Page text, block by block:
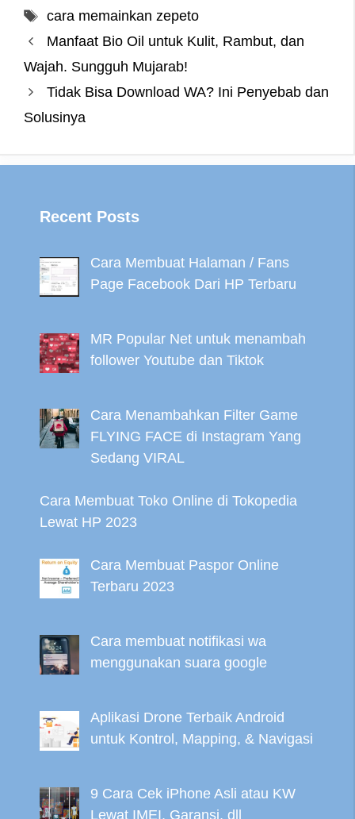
b
o
o
k
t
e
e
r
s
t
e
n
g
r
g
r
a
m
s
A
p
Tags
cara memainkan zepeto
Manfaat Bio Oil untuk Kulit, Rambut, dan
Wajah. Sungguh Mujarab!
Tidak Bisa Download WA? Ini Penyebab dan
Solusinya
Recent Posts
Cara Membuat Halaman / Fans
Page Facebook Dari HP Terbaru
MR Popular Net untuk menambah
follower Youtube dan Tiktok
Cara Menambahkan Filter Game
FLYING FACE di Instagram Yang
Sedang VIRAL
Cara Membuat Toko Online di Tokopedia
Lewat HP 2023
Cara Membuat Paspor Online
Terbaru 2023
Cara membuat notifikasi wa
menggunakan suara google
Aplikasi Drone Terbaik Android
untuk Kontrol, Mapping, & Navigasi
9 Cara Cek iPhone Asli atau KW
Lewat IMEI, Garansi, dll